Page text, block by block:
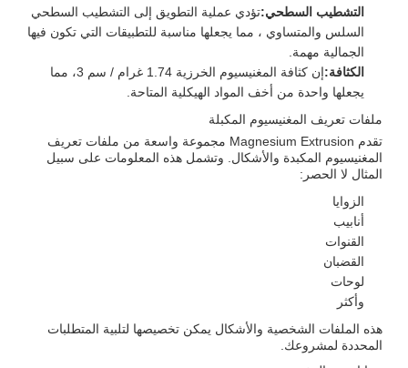
التشطيب السطحي:تؤدي عملية التطويق إلى التشطيب السطحي
السلس والمتساوي ، مما يجعلها مناسبة للتطبيقات التي تكون فيها
الجمالية مهمة.
الكثافة:
إن كثافة المغنيسيوم الخرزية 1.74 غرام / سم 3، مما
يجعلها واحدة من أخف المواد الهيكلية المتاحة.
ملفات تعريف المغنيسيوم المكبلة
تقدم Magnesium Extrusion مجموعة واسعة من ملفات تعريف
المغنيسيوم المكبدة والأشكال. وتشمل هذه المعلومات على سبيل
المثال لا الحصر:
الزوايا
أنابيب
القنوات
القضبان
لوحات
وأكثر
هذه الملفات الشخصية والأشكال يمكن تخصيصها لتلبية المتطلبات
المحددة لمشروعك.